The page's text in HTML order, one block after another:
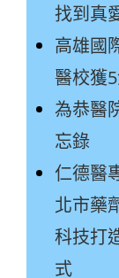
找到真
高雄國
醫校獲
為恭醫
忘錄
仁德醫
北市藥
科技打
式